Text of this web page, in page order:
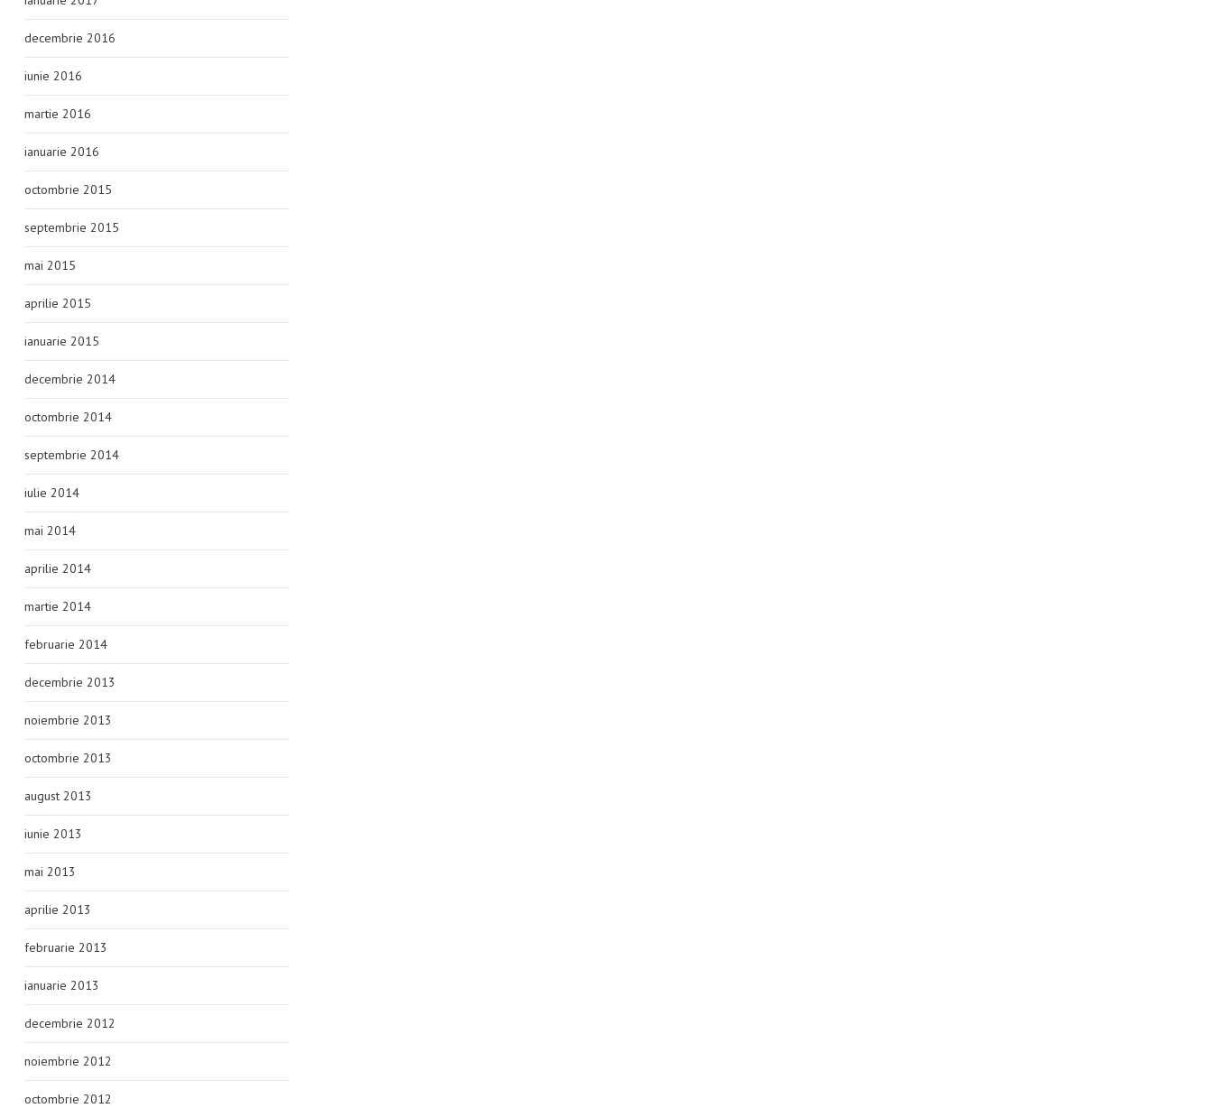
decembrie 2016
iunie 2016
martie 2016
ianuarie 2016
octombrie 2015
septembrie 2015
mai 2015
aprilie 2015
ianuarie 2015
decembrie 2014
octombrie 2014
septembrie 2014
iulie 2014
mai 2014
aprilie 2014
martie 2014
februarie 2014
decembrie 2013
noiembrie 2013
octombrie 2013
august 2013
iunie 2013
mai 2013
aprilie 2013
februarie 2013
ianuarie 2013
decembrie 2012
noiembrie 2012
octombrie 2012